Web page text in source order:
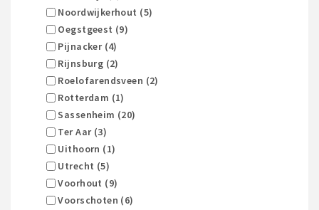
Noordwijkerhout (5)
Oegstgeest (9)
Pijnacker (4)
Rijnsburg (2)
Roelofarendsveen (2)
Rotterdam (1)
Sassenheim (20)
Ter Aar (3)
Uithoorn (1)
Utrecht (5)
Voorhout (9)
Voorschoten (6)